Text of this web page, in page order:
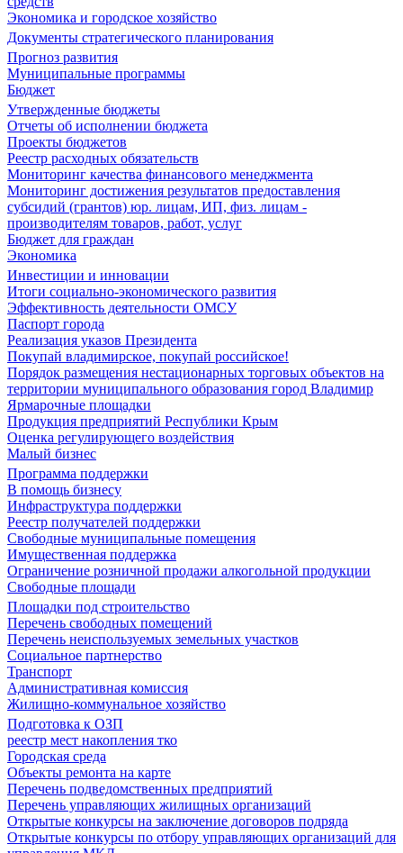
Экономика и городское хозяйство
Документы стратегического планирования
Прогноз развития
Муниципальные программы
Бюджет
Утвержденные бюджеты
Отчеты об исполнении бюджета
Проекты бюджетов
Реестр расходных обязательств
Мониторинг качества финансового менеджмента
Мониторинг достижения результатов предоставления
субсидий (грантов) юр. лицам, ИП, физ. лицам -
производителям товаров, работ, услуг
Бюджет для граждан
Экономика
Инвестиции и инновации
Итоги социально-экономического развития
Эффективность деятельности ОМСУ
Паспорт города
Реализация указов Президента
Покупай владимирское, покупай российское!
Порядок размещения нестационарных торговых объектов на
территории муниципального образования город Владимир
Ярмарочные площадки
Продукция предприятий Республики Крым
Оценка регулирующего воздействия
Малый бизнес
Программа поддержки
В помощь бизнесу
Инфраструктура поддержки
Реестр получателей поддержки
Свободные муниципальные помещения
Имущественная поддержка
Ограничение розничной продажи алкогольной продукции
Свободные площади
Площадки под строительство
Перечень свободных помещений
Перечень неиспользуемых земельных участков
Социальное партнерство
Транспорт
Административная комиссия
Жилищно-коммунальное хозяйство
Подготовка к ОЗП
реестр мест накопления тко
Городская среда
Объекты ремонта на карте
Перечень подведомственных предприятий
Перечень управляющих жилищных организаций
Открытые конкурсы на заключение договоров подряда
Открытые конкурсы по отбору управляющих организаций для